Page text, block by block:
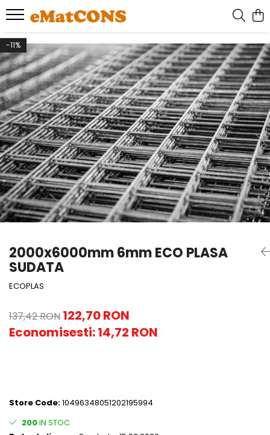
-11%
2000x6000mm 6mm ECO PLASA
SUDATA
ECOPLAS
137,42 RON 122,70 RON
Economisesti:14,72 RON
Store Code:10496348051202195994
200IN STOC